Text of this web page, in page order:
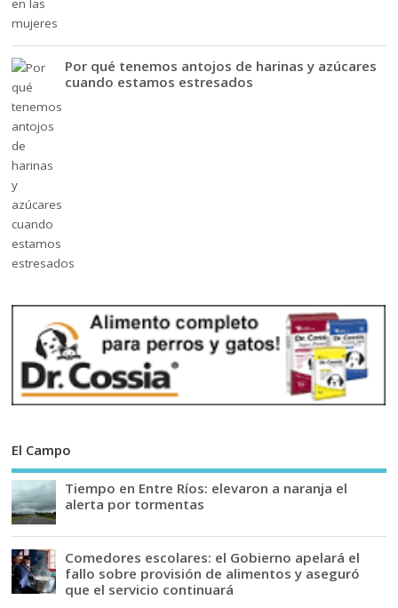
Por qué tenemos antojos de harinas y azúcares
cuando estamos estresados
El Campo
Tiempo en Entre Ríos: elevaron a naranja el
alerta por tormentas
Comedores escolares: el Gobierno apelará el
fallo sobre provisión de alimentos y aseguró
que el servicio continuará